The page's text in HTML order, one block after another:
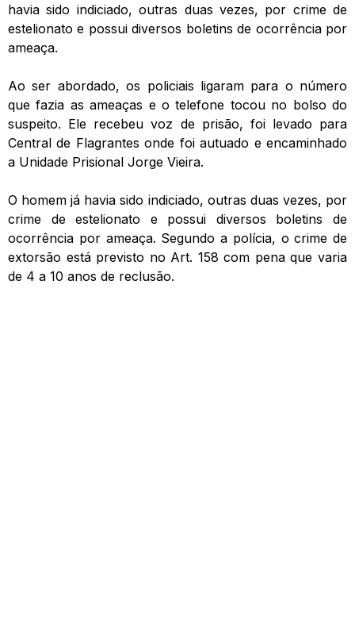
havia sido indiciado, outras duas vezes, por crime de
estelionato e possui diversos boletins de ocorrência por
ameaça.
Ao ser abordado, os policiais ligaram para o número
que fazia as ameaças e o telefone tocou no bolso do
suspeito. Ele recebeu voz de prisão, foi levado para
Central de Flagrantes onde foi autuado e encaminhado
a Unidade Prisional Jorge Vieira.
O homem já havia sido indiciado, outras duas vezes, por
crime de estelionato e possui diversos boletins de
ocorrência por ameaça. Segundo a polícia, o crime de
extorsão está previsto no Art. 158 com pena que varia
de 4 a 10 anos de reclusão.